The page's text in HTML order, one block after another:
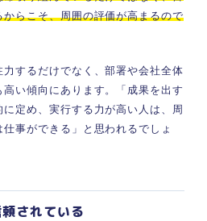
らこそ、周囲の評価が高まるので
するだけでなく、部署や会社全体
い傾向にあります。「成果を出す
定め、実行する力が高い人は、周
事ができる」と思われるでしょ
されている